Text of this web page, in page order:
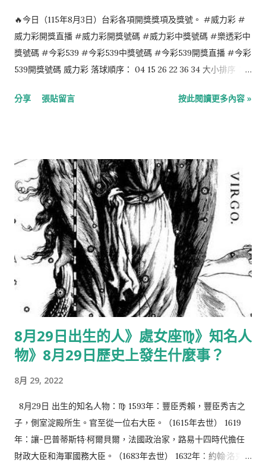
🔥今日（115年8月3日）台彩各項開獎獎項及獎號。 #威力彩 #
威力彩開獎直播 #威力彩開獎號碼 #威力彩中獎號碼 #樂透彩中
獎號碼 #今彩539 #今彩539中獎號碼 #今彩539開獎直播 #今彩
539開獎號碼 威力彩 落球順序： 04 15 26 22 36 34 大小排序：
23 大小排序： 07 21 23 28 35 4星彩 6 0 1 6 3星彩 4 9 1
分享 張貼留言 按此閱讀更多內容 »
8月29日出生的人》處女座♍️》知名人
物》8月29日歷史上發生什麼事？
8月 29, 2022
8月29日 出生的知名人物：♍️ 1593年：豐臣秀賴，豐臣秀吉之
子，側室淀殿所生。官至從一位右大臣。（1615年去世） 1619
年：讓-巴普蒂斯特·柯爾貝爾，法國政治家，路易十四時代擔任
財政大臣和海軍國務大臣。（1683年去世） 1632年：約翰·洛克，